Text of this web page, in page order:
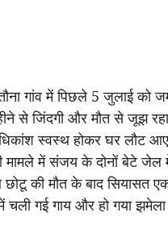
गांव में पिछले 5 जुलाई
से जिंदगी और मौत से जूझ
स्वस्थ होकर घर लौट
मामले में संजय के दोनों बेटे
की मौत के बाद सियासत एक
गई गाय और हो गया झमेला